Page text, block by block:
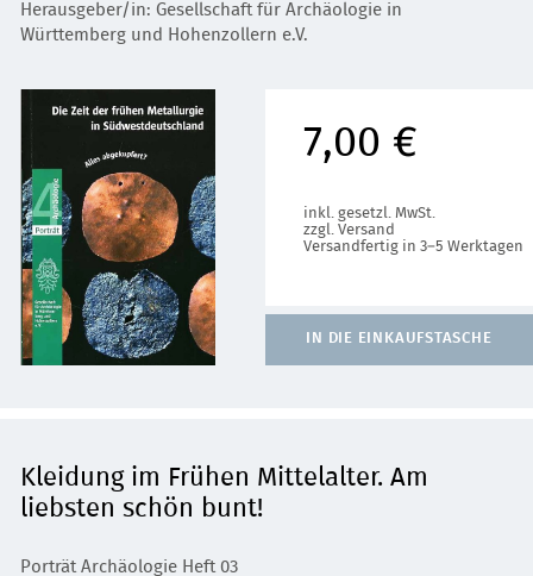
Herausgeber/in: Gesellschaft für Archäologie in
Württemberg und Hohenzollern e.V.
7,00 €
inkl. gesetzl. MwSt.
zzgl. Versand
Versandfertig in 3–5 Werktagen
IN DIE EINKAUFSTASCHE
Kleidung im Frühen Mittelalter. Am
liebsten schön bunt!
Porträt Archäologie Heft 03